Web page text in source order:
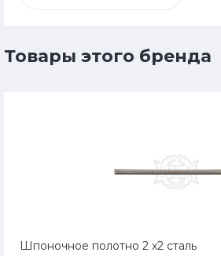
Товары этого бренда
Шпоночное полотно 2 х2 сталь